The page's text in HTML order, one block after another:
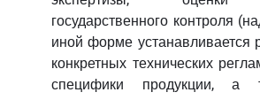
государственного контроля
иной форме устанавливается
конкретных технических
специфики продукции, а